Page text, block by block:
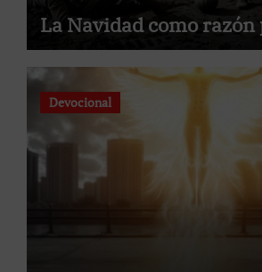
La Navidad como razón
Devocional